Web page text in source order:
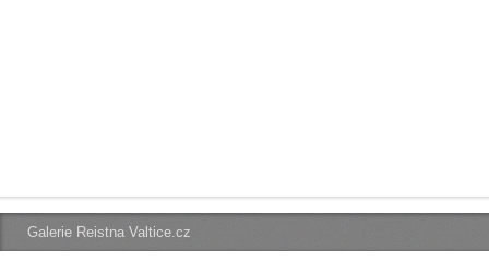
Galerie Reistna Valtice.cz